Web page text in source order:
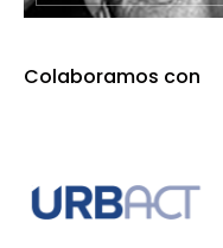
Colaboramos con